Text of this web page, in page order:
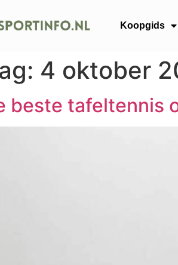
Koopgids
4 oktober
beste tafeltennis